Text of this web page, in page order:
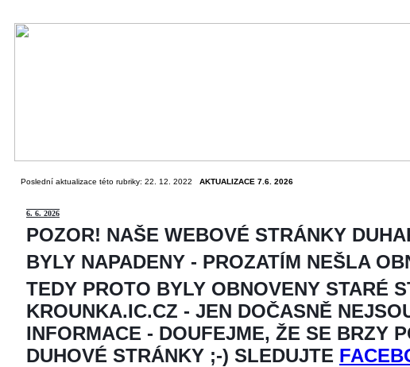
Poslední aktualizace této rubriky: 22. 12. 2022 AKTUALIZACE 7.6. 2026
6. 6. 2026
POZOR! NAŠE WEBOVÉ STRÁNKY
BYLY NAPADENY - PROZATÍM NEŠLA
TEDY PROTO BYLY OBNOVENY STARÉ
KROUNKA.IC.CZ - JEN DOČASNĚ
INFORMACE - DOUFEJME, ŽE SE BRZY
DUHOVÉ STRÁNKY ;-) SLEDUJTE